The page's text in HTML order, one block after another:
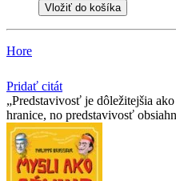
Vložiť do košíka
Hore
Pridať citát
Predstavivosť je dôležitejšia
hranice, no predstavivosť